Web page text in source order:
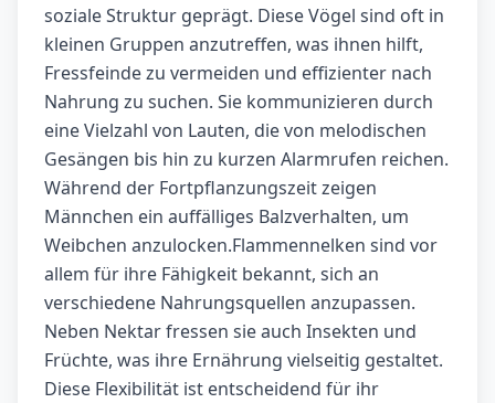
soziale Struktur geprägt. Diese Vögel sind oft in
kleinen Gruppen anzutreffen, was ihnen hilft,
Fressfeinde zu vermeiden und effizienter nach
Nahrung zu suchen. Sie kommunizieren durch
eine Vielzahl von Lauten, die von melodischen
Gesängen bis hin zu kurzen Alarmrufen reichen.
Während der Fortpflanzungszeit zeigen
Männchen ein auffälliges Balzverhalten, um
Weibchen anzulocken.Flammennelken sind vor
allem für ihre Fähigkeit bekannt, sich an
verschiedene Nahrungsquellen anzupassen.
Neben Nektar fressen sie auch Insekten und
Früchte, was ihre Ernährung vielseitig gestaltet.
Diese Flexibilität ist entscheidend für ihr